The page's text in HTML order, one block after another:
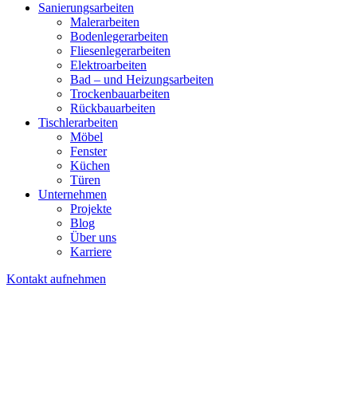
Sanierungsarbeiten
Malerarbeiten
Bodenlegerarbeiten
Fliesenlegerarbeiten
Elektroarbeiten
Bad – und Heizungsarbeiten
Trockenbauarbeiten
Rückbauarbeiten
Tischlerarbeiten
Möbel
Fenster
Küchen
Türen
Unternehmen
Projekte
Blog
Über uns
Karriere
Kontakt aufnehmen